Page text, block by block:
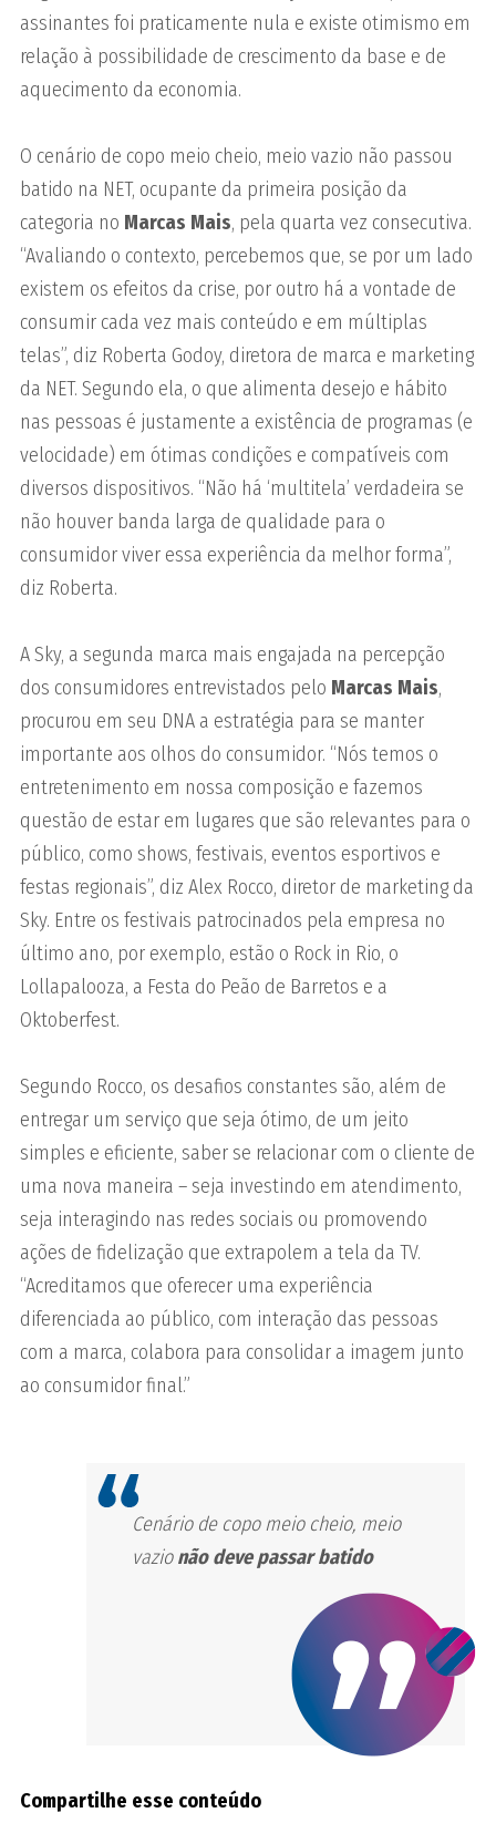
assinantes foi praticamente nula e existe otimismo em
relação à possibilidade de crescimento da base e de
aquecimento da economia.
O cenário de copo meio cheio, meio vazio não passou
batido na NET, ocupante da primeira posição da
categoria no Marcas Mais, pela quarta vez consecutiva.
“Avaliando o contexto, percebemos que, se por um lado
existem os efeitos da crise, por outro há a vontade de
consumir cada vez mais conteúdo e em múltiplas
telas”, diz Roberta Godoy, diretora de marca e marketing
da NET. Segundo ela, o que alimenta desejo e hábito
nas pessoas é justamente a existência de programas (e
velocidade) em ótimas condições e compatíveis com
diversos dispositivos. “Não há ‘multitela’ verdadeira se
não houver banda larga de qualidade para o
consumidor viver essa experiência da melhor forma”,
diz Roberta.
A Sky, a segunda marca mais engajada na percepção
dos consumidores entrevistados pelo Marcas Mais,
procurou em seu DNA a estratégia para se manter
importante aos olhos do consumidor. “Nós temos o
entretenimento em nossa composição e fazemos
questão de estar em lugares que são relevantes para o
público, como shows, festivais, eventos esportivos e
festas regionais”, diz Alex Rocco, diretor de marketing da
Sky. Entre os festivais patrocinados pela empresa no
último ano, por exemplo, estão o Rock in Rio, o
Lollapalooza, a Festa do Peão de Barretos e a
Oktoberfest.
Segundo Rocco, os desafios constantes são, além de
entregar um serviço que seja ótimo, de um jeito
simples e eficiente, saber se relacionar com o cliente de
uma nova maneira – seja investindo em atendimento,
seja interagindo nas redes sociais ou promovendo
ações de fidelização que extrapolem a tela da TV.
“Acreditamos que oferecer uma experiência
diferenciada ao público, com interação das pessoas
com a marca, colabora para consolidar a imagem junto
ao consumidor final.”
Cenário de copo meio cheio, meio
vazionão deve passar batido
Compartilhe esse conteúdo